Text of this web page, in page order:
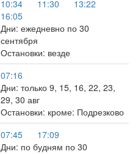
10:34
11:30
13:22
16:05
Дни: ежедневно по 30
сентября
Остановки: везде
07:16
Дни: только 9, 15, 16, 22, 23,
29, 30 авг
Остановки: кроме: Подрезково
07:45
17:09
Дни: по будням по 30